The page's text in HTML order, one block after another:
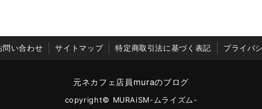
問い合わせ サイトマップ 特定商取引法に基づく表記 プライバ
元ネカフェ店員muraのブログ
copyright© MURAiSM-ムライズム-